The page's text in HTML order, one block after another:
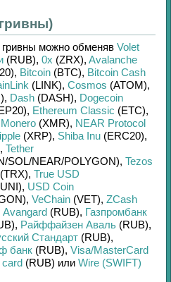
можно обменяв Volet
(RUB), 0x (ZRX), Avalanche
, Bitcoin (BTC), Bitcoin Cash
(LINK), Cosmos (ATOM),
, Dash (DASH), Dogecoin
, Ethereum Classic (ETC),
Monero (XMR), NEAR Protocol
(XRP), Shiba Inu (ERC20),
, Tether
SOL/NEAR/POLYGON), Tezos
(TRX), True USD
, USD Coin
, VeChain (VET), ZCash
Avangard (RUB), Газпромбанк
, Райффайзен Аваль (RUB),
Стандарт (RUB),
банк (RUB), Visa/MasterCard
(RUB) или Wire (SWIFT)